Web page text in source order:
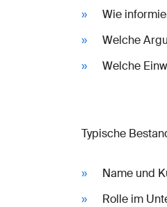
Wie
Welche
Welche
Typische
Name und
Rolle im